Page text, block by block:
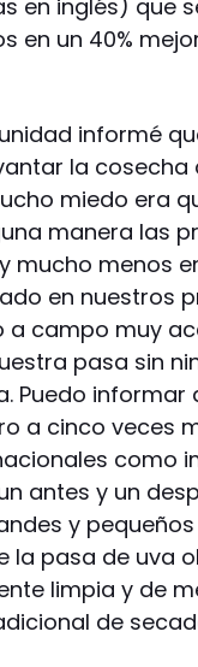
en inglés) que
en un 40%
informé
la cosecha
miedo era
manera las
mucho menos
en nuestros
a campo muy
pasa sin
Puedo
a cinco veces
como
antes y un
y
pasa de uva
limpia y de
de